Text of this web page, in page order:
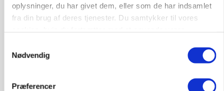
oplysninger, du har givet dem, eller som de har indsamlet
fra din brug af deres tjenester. Du samtykker til vores
Nødvendig
Præferencer